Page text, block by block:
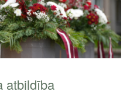
atbildība